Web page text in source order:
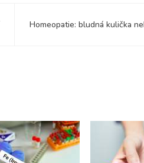
Homeopatie: bludná kulička